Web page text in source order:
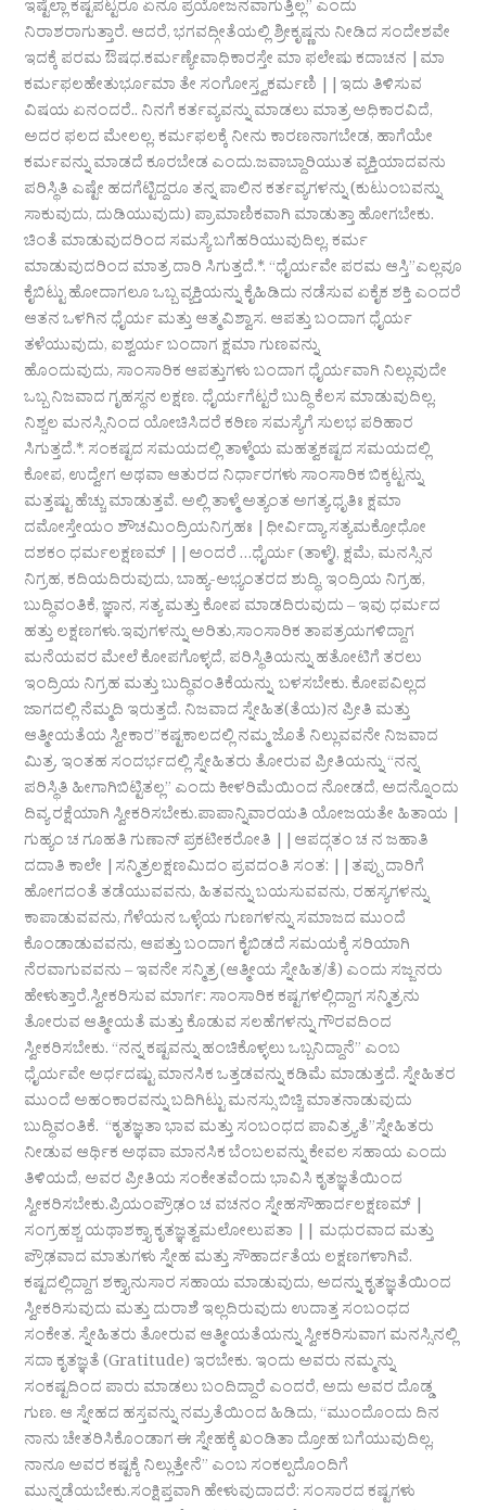
ಇಷ್ಟೆಲ್ಲಾ ಕಷ್ಟಪಟ್ಟರೂ ಏನೂ ಪ್ರಯೋಜನವಾಗುತ್ತಿಲ್ಲ” ಎಂದು
ನಿರಾಶರಾಗುತ್ತಾರೆ. ಆದರೆ, ಭಗವದ್ಗೀತೆಯಲ್ಲಿ ಶ್ರೀಕೃಷ್ಣನು ನೀಡಿದ ಸಂದೇಶವೇ
ಇದಕ್ಕೆ ಪರಮ ಔಷಧ.ಕರ್ಮಣ್ಯೇವಾಧಿಕಾರಸ್ತೇ ಮಾ ಫಲೇಷು ಕದಾಚನ |ಮಾ
ಕರ್ಮಫಲಹೇತುರ್ಭೂಮಾ ತೇ ಸಂಗೋಸ್ತ್ವಕರ್ಮಣಿ ||ಇದು ತಿಳಿಸುವ
ವಿಷಯ ಏನಂದರೆ.. ನಿನಗೆ ಕರ್ತವ್ಯವನ್ನು ಮಾಡಲು ಮಾತ್ರ ಅಧಿಕಾರವಿದೆ,
ಅದರ ಫಲದ ಮೇಲಲ್ಲ. ಕರ್ಮಫಲಕ್ಕೆ ನೀನು ಕಾರಣನಾಗಬೇಡ, ಹಾಗೆಯೇ
ಕರ್ಮವನ್ನು ಮಾಡದೆ ಕೂರಬೇಡ ಎಂದು.ಜವಾಬ್ದಾರಿಯುತ ವ್ಯಕ್ತಿಯಾದವನು
ಪರಿಸ್ಥಿತಿ ಎಷ್ಟೇ ಹದಗೆಟ್ಟಿದ್ದರೂ ತನ್ನ ಪಾಲಿನ ಕರ್ತವ್ಯಗಳನ್ನು (ಕುಟುಂಬವನ್ನು
ಸಾಕುವುದು, ದುಡಿಯುವುದು) ಪ್ರಾಮಾಣಿಕವಾಗಿ ಮಾಡುತ್ತಾ ಹೋಗಬೇಕು.
ಚಿಂತೆ ಮಾಡುವುದರಿಂದ ಸಮಸ್ಯೆ ಬಗೆಹರಿಯುವುದಿಲ್ಲ, ಕರ್ಮ
ಮಾಡುವುದರಿಂದ ಮಾತ್ರ ದಾರಿ ಸಿಗುತ್ತದೆ.*. “ಧೈರ್ಯವೇ ಪರಮ ಆಸ್ತಿ”ಎಲ್ಲವೂ
ಕೈಬಿಟ್ಟು ಹೋದಾಗಲೂ ಒಬ್ಬ ವ್ಯಕ್ತಿಯನ್ನು ಕೈಹಿಡಿದು ನಡೆಸುವ ಏಕೈಕ ಶಕ್ತಿ ಎಂದರೆ
ಆತನ ಒಳಗಿನ ಧೈರ್ಯ ಮತ್ತು ಆತ್ಮವಿಶ್ವಾಸ. ಆಪತ್ತು ಬಂದಾಗ ಧೈರ್ಯ
ತಳೆಯುವುದು, ಐಶ್ವರ್ಯ ಬಂದಾಗ ಕ್ಷಮಾ ಗುಣವನ್ನು
ಹೊಂದುವುದು, ಸಾಂಸಾರಿಕ ಆಪತ್ತುಗಳು ಬಂದಾಗ ಧೈರ್ಯವಾಗಿ ನಿಲ್ಲುವುದೇ
ಒಬ್ಬ ನಿಜವಾದ ಗೃಹಸ್ಥನ ಲಕ್ಷಣ. ಧೈರ್ಯಗೆಟ್ಟರೆ ಬುದ್ಧಿ ಕೆಲಸ ಮಾಡುವುದಿಲ್ಲ.
ನಿಶ್ಚಲ ಮನಸ್ಸಿನಿಂದ ಯೋಚಿಸಿದರೆ ಕಠಿಣ ಸಮಸ್ಯೆಗೆ ಸುಲಭ ಪರಿಹಾರ
ಸಿಗುತ್ತದೆ.*. ಸಂಕಷ್ಟದ ಸಮಯದಲ್ಲಿ ತಾಳ್ಮೆಯ ಮಹತ್ವಕಷ್ಟದ ಸಮಯದಲ್ಲಿ
ಕೋಪ, ಉದ್ವೇಗ ಅಥವಾ ಆತುರದ ನಿರ್ಧಾರಗಳು ಸಾಂಸಾರಿಕ ಬಿಕ್ಕಟ್ಟನ್ನು
ಮತ್ತಷ್ಟು ಹೆಚ್ಚು ಮಾಡುತ್ತವೆ. ಅಲ್ಲಿ ತಾಳ್ಮೆ ಅತ್ಯಂತ ಅಗತ್ಯ.ಧೃತಿಃ ಕ್ಷಮಾ
ದಮೋಸ್ತೇಯಂ ಶೌಚಮಿಂದ್ರಿಯನಿಗ್ರಹಃ |ಧೀರ್ವಿದ್ಯಾ ಸತ್ಯಮಕ್ರೋಧೋ
ದಶಕಂ ಧರ್ಮಲಕ್ಷಣಮ್ ||ಅಂದರೆ …ಧೈರ್ಯ (ತಾಳ್ಮೆ), ಕ್ಷಮೆ, ಮನಸ್ಸಿನ
ನಿಗ್ರಹ, ಕದಿಯದಿರುವುದು, ಬಾಹ್ಯ-ಅಭ್ಯಂತರದ ಶುದ್ಧಿ, ಇಂದ್ರಿಯ ನಿಗ್ರಹ,
ಬುದ್ಧಿವಂತಿಕೆ, ಜ್ಞಾನ, ಸತ್ಯ ಮತ್ತು ಕೋಪ ಮಾಡದಿರುವುದು – ಇವು ಧರ್ಮದ
ಹತ್ತು ಲಕ್ಷಣಗಳು.ಇವುಗಳನ್ನು ಅರಿತು,ಸಾಂಸಾರಿಕ ತಾಪತ್ರಯಗಳಿದ್ದಾಗ
ಮನೆಯವರ ಮೇಲೆ ಕೋಪಗೊಳ್ಳದೆ, ಪರಿಸ್ಥಿತಿಯನ್ನು ಹತೋಟಿಗೆ ತರಲು
ಇಂದ್ರಿಯ ನಿಗ್ರಹ ಮತ್ತು ಬುದ್ಧಿವಂತಿಕೆಯನ್ನು ಬಳಸಬೇಕು. ಕೋಪವಿಲ್ಲದ
ಜಾಗದಲ್ಲಿ ನೆಮ್ಮದಿ ಇರುತ್ತದೆ. ನಿಜವಾದ ಸ್ನೇಹಿತ(ತೆಯ)ನ ಪ್ರೀತಿ ಮತ್ತು
ಆತ್ಮೀಯತೆಯ ಸ್ವೀಕಾರ”ಕಷ್ಟಕಾಲದಲ್ಲಿ ನಮ್ಮ ಜೊತೆ ನಿಲ್ಲುವವನೇ ನಿಜವಾದ
ಮಿತ್ರ. ಇಂತಹ ಸಂದರ್ಭದಲ್ಲಿ ಸ್ನೇಹಿತರು ತೋರುವ ಪ್ರೀತಿಯನ್ನು “ನನ್ನ
ಪರಿಸ್ಥಿತಿ ಹೀಗಾಗಿಬಿಟ್ಟಿತಲ್ಲ” ಎಂದು ಕೀಳರಿಮೆಯಿಂದ ನೋಡದೆ, ಅದನ್ನೊಂದು
ದಿವ್ಯ ರಕ್ಷೆಯಾಗಿ ಸ್ವೀಕರಿಸಬೇಕು.ಪಾಪಾನ್ನಿವಾರಯತಿ ಯೋಜಯತೇ ಹಿತಾಯ |
ಗುಹ್ಯಂ ಚ ಗೂಹತಿ ಗುಣಾನ್ ಪ್ರಕಟೀಕರೋತಿ ||ಆಪದ್ಗತಂ ಚ ನ ಜಹಾತಿ
ದದಾತಿ ಕಾಲೇ |ಸನ್ಮಿತ್ರಲಕ್ಷಣಮಿದಂ ಪ್ರವದಂತಿ ಸಂತ: ||ತಪ್ಪು ದಾರಿಗೆ
ಹೋಗದಂತೆ ತಡೆಯುವವನು, ಹಿತವನ್ನು ಬಯಸುವವನು, ರಹಸ್ಯಗಳನ್ನು
ಕಾಪಾಡುವವನು, ಗೆಳೆಯನ ಒಳ್ಳೆಯ ಗುಣಗಳನ್ನು ಸಮಾಜದ ಮುಂದೆ
ಕೊಂಡಾಡುವವನು, ಆಪತ್ತು ಬಂದಾಗ ಕೈಬಿಡದೆ ಸಮಯಕ್ಕೆ ಸರಿಯಾಗಿ
ನೆರವಾಗುವವನು – ಇವನೇ ಸನ್ಮಿತ್ರ (ಆತ್ಮೀಯ ಸ್ನೇಹಿತ/ತೆ) ಎಂದು ಸಜ್ಜನರು
ಹೇಳುತ್ತಾರೆ.ಸ್ವೀಕರಿಸುವ ಮಾರ್ಗ: ಸಾಂಸಾರಿಕ ಕಷ್ಟಗಳಲ್ಲಿದ್ದಾಗ ಸನ್ಮಿತ್ರನು
ತೋರುವ ಆತ್ಮೀಯತೆ ಮತ್ತು ಕೊಡುವ ಸಲಹೆಗಳನ್ನು ಗೌರವದಿಂದ
ಸ್ವೀಕರಿಸಬೇಕು. “ನನ್ನ ಕಷ್ಟವನ್ನು ಹಂಚಿಕೊಳ್ಳಲು ಒಬ್ಬನಿದ್ದಾನೆ” ಎಂಬ
ಧೈರ್ಯವೇ ಅರ್ಧದಷ್ಟು ಮಾನಸಿಕ ಒತ್ತಡವನ್ನು ಕಡಿಮೆ ಮಾಡುತ್ತದೆ. ಸ್ನೇಹಿತರ
ಮುಂದೆ ಅಹಂಕಾರವನ್ನು ಬದಿಗಿಟ್ಟು ಮನಸ್ಸು ಬಿಚ್ಚಿ ಮಾತನಾಡುವುದು
ಬುದ್ಧಿವಂತಿಕೆ. “ಕೃತಜ್ಞತಾ ಭಾವ ಮತ್ತು ಸಂಬಂಧದ ಪಾವಿತ್ರ್ಯತೆ”ಸ್ನೇಹಿತರು
ನೀಡುವ ಆರ್ಥಿಕ ಅಥವಾ ಮಾನಸಿಕ ಬೆಂಬಲವನ್ನು ಕೇವಲ ಸಹಾಯ ಎಂದು
ತಿಳಿಯದೆ, ಅವರ ಪ್ರೀತಿಯ ಸಂಕೇತವೆಂದು ಭಾವಿಸಿ ಕೃತಜ್ಞತೆಯಿಂದ
ಸ್ವೀಕರಿಸಬೇಕು.ಪ್ರಿಯಂಪ್ರೌಢಂ ಚ ವಚನಂ ಸ್ನೇಹಸೌಹಾರ್ದಲಕ್ಷಣಮ್ |
ಸಂಗ್ರಹಶ್ಚ ಯಥಾಶಕ್ತ್ಯಾ ಕೃತಜ್ಞತ್ವಮಲೋಲುಪತಾ || ಮಧುರವಾದ ಮತ್ತು
ಪ್ರೌಢವಾದ ಮಾತುಗಳು ಸ್ನೇಹ ಮತ್ತು ಸೌಹಾರ್ದತೆಯ ಲಕ್ಷಣಗಳಾಗಿವೆ.
ಕಷ್ಟದಲ್ಲಿದ್ದಾಗ ಶಕ್ತ್ಯಾನುಸಾರ ಸಹಾಯ ಮಾಡುವುದು, ಅದನ್ನು ಕೃತಜ್ಞತೆಯಿಂದ
ಸ್ವೀಕರಿಸುವುದು ಮತ್ತು ದುರಾಶೆ ಇಲ್ಲದಿರುವುದು ಉದಾತ್ತ ಸಂಬಂಧದ
ಸಂಕೇತ. ಸ್ನೇಹಿತರು ತೋರುವ ಆತ್ಮೀಯತೆಯನ್ನು ಸ್ವೀಕರಿಸುವಾಗ ಮನಸ್ಸಿನಲ್ಲಿ
ಸದಾ ಕೃತಜ್ಞತೆ (Gratitude) ಇರಬೇಕು. ಇಂದು ಅವರು ನಮ್ಮನ್ನು
ಸಂಕಷ್ಟದಿಂದ ಪಾರು ಮಾಡಲು ಬಂದಿದ್ದಾರೆ ಎಂದರೆ, ಅದು ಅವರ ದೊಡ್ಡ
ಗುಣ. ಆ ಸ್ನೇಹದ ಹಸ್ತವನ್ನು ನಮ್ರತೆಯಿಂದ ಹಿಡಿದು, “ಮುಂದೊಂದು ದಿನ
ನಾನು ಚೇತರಿಸಿಕೊಂಡಾಗ ಈ ಸ್ನೇಹಕ್ಕೆ ಖಂಡಿತಾ ದ್ರೋಹ ಬಗೆಯುವುದಿಲ್ಲ,
ನಾನೂ ಅವರ ಕಷ್ಟಕ್ಕೆ ನಿಲ್ಲುತ್ತೇನೆ” ಎಂಬ ಸಂಕಲ್ಪದೊಂದಿಗೆ
ಮುನ್ನಡೆಯಬೇಕು.ಸಂಕ್ಷಿಪ್ತವಾಗಿ ಹೇಳುವುದಾದರೆ: ಸಂಸಾರದ ಕಷ್ಟಗಳು